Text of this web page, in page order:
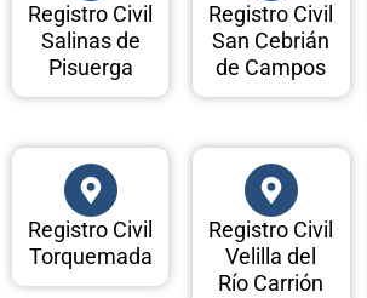
Registro Civil
Salinas de
Pisuerga
Registro Civil
San Cebrián
de Campos
Registro Civil
Torquemada
Registro Civil
Velilla del
Río Carrión